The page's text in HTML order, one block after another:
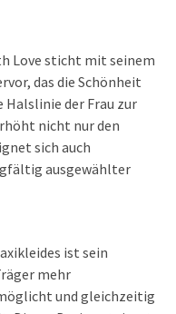
Love sticht mit seinem
das die Schönheit
Halslinie der Frau zur
nicht nur den
sich auch
ausgewählter
ist sein
mehr
und gleichzeitig